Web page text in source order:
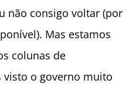
não consigo voltar (por
Mas estamos
colunas de
o governo muito